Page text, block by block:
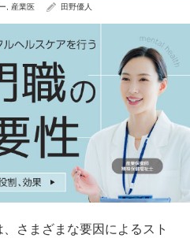
産業医 田野優人
さまざまな要因によるスト